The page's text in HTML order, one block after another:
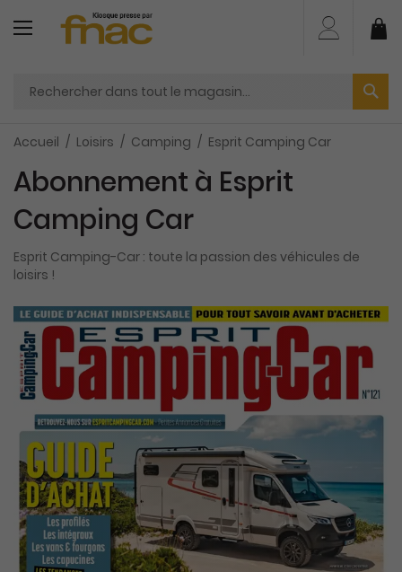
contenu
Accueil Loisirs Camping Esprit Camping Car
Abonnement à Esprit
Camping Car
Esprit Camping-Car : toute la passion des véhicules de
loisirs !